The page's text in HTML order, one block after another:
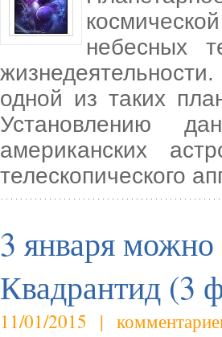
небесных
одной из таких
Установлению
американских
телескопического
3 января
Квадрантид (3
11/01/2015 |